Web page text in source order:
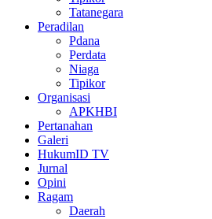
Tatanegara
Peradilan
Pdana
Perdata
Niaga
Tipikor
Organisasi
APKHBI
Pertanahan
Galeri
HukumID TV
Jurnal
Opini
Ragam
Daerah